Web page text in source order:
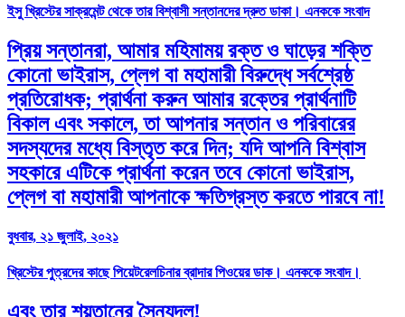
ইসু খ্রিস্টের সাক্রমেন্ট থেকে তার বিশ্বাসী সন্তানদের দ্রুত ডাকা। এনককে সংবাদ
প্রিয় সন্তানরা, আমার মহিমাময় রক্ত ও ঘাড়ের শক্তি
কোনো ভাইরাস, প্লেগ বা মহামারী বিরুদ্ধে সর্বশ্রেষ্ঠ
প্রতিরোধক; প্রার্থনা করুন আমার রক্তের প্রার্থনাটি
বিকাল এবং সকালে, তা আপনার সন্তান ও পরিবারের
সদস্যদের মধ্যে বিস্তৃত করে দিন; যদি আপনি বিশ্বাস
সহকারে এটিকে প্রার্থনা করেন তবে কোনো ভাইরাস,
প্লেগ বা মহামারী আপনাকে ক্ষতিগ্রস্ত করতে পারবে না!
বুধবার, ২১ জুলাই, ২০২১
খ্রিস্টের পুত্রদের কাছে পিয়েটরেলচিনার ব্রাদার পিওয়ের ডাক। এনককে সংবাদ।
এবং তার শয়তানের সৈন্যদল!